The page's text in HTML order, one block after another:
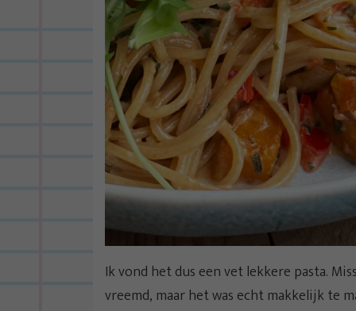
Ik vond het dus een vet lekkere pasta.
vreemd, maar het was echt makkelijk te